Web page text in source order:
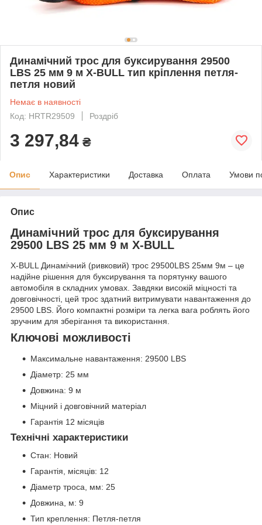
Динамічний трос для буксирування 29500
LBS 25 мм 9 м X-BULL тип кріплення петля-
петля новий
Немає в наявності
Код: HRTR29509
Роздріб
3 297,84 ₴
Опис Характеристики Доставка Оплата Умови
Опис
Динамічний трос для буксирування
29500 LBS 25 мм 9 м X-BULL
X-BULL Динамічний (ривковий) трос 29500LBS 25мм 9м – це
надійне рішення для буксирування та порятунку вашого
автомобіля в складних умовах. Завдяки високій міцності та
довговічності, цей трос здатний витримувати навантаження до
29500 LBS. Його компактні розміри та легка вага роблять його
зручним для зберігання та використання.
Ключові можливості
Максимальне навантаження: 29500 LBS
Діаметр: 25 мм
Довжина: 9 м
Міцний і довговічний матеріал
Гарантія 12 місяців
Технічні характеристики
Стан: Новий
Гарантія, місяців: 12
Діаметр троса, мм: 25
Довжина, м: 9
Тип креплення: Петля-петля